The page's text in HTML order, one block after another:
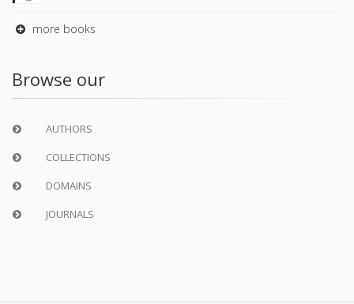
more books
Browse our
AUTHORS
COLLECTIONS
DOMAINS
JOURNALS